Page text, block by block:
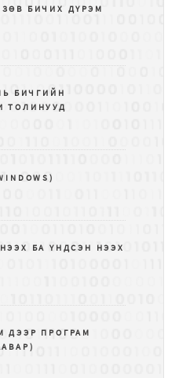
БИЧИХ ДҮРЭМ
БИЧГИЙН
ТОЛИНУУД
БА ҮНДСЭН НЭЭХ
ДЭЭР ПРОГРАМ